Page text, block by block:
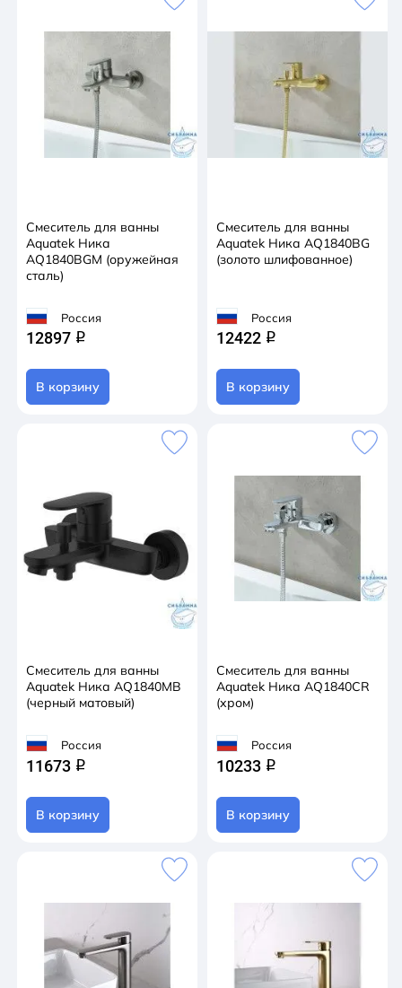
Смеситель для ванны
Aquatek Ника
AQ1840BGM (оружейная
сталь)
Россия
12897 q
В корзину
Смеситель для ванны
Aquatek Ника AQ1840BG
(золото шлифованное)
Россия
12422 q
В корзину
Смеситель для ванны
Aquatek Ника AQ1840MB
(черный матовый)
Россия
11673 q
В корзину
Смеситель для ванны
Aquatek Ника AQ1840CR
(хром)
Россия
10233 q
В корзину